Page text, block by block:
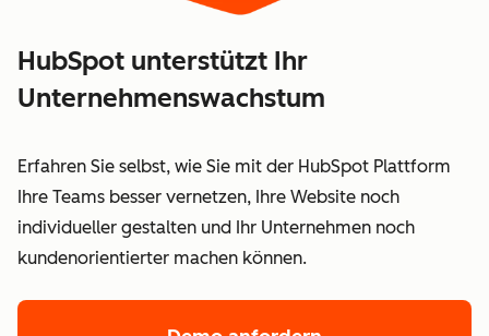
HubSpot unterstützt Ihr
Unternehmenswachstum
Erfahren Sie selbst, wie Sie mit der HubSpot Plattform
Ihre Teams besser vernetzen, Ihre Website noch
individueller gestalten und Ihr Unternehmen noch
kundenorientierter machen können.